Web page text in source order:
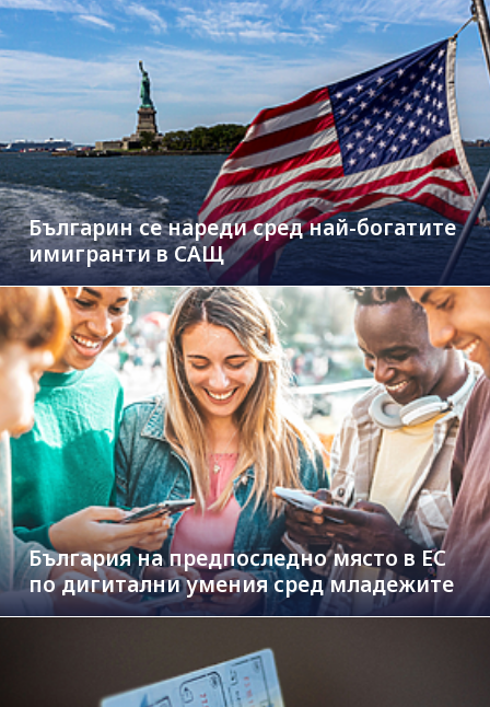
Българин се нареди сред най-богатите
имигранти в САЩ
България на предпоследно място в ЕС
по дигитални умения сред младежите